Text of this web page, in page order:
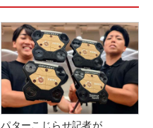
パターこじらせ記者が